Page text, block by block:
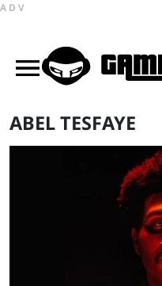
ADV
ABEL TESFAYE